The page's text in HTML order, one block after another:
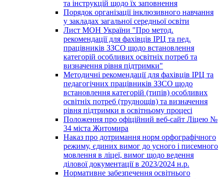
та інструкцій щодо їх заповнення
Порядок організації інклюзивного навчання
у закладах загальної середньої освіти
Лист МОН України "Про метод.
рекомендації для фахівців ІРЦ та пед.
працівників ЗЗСО щодо встановлення
категорій особливих освітніх потреб та
визначення рівня підтримки"
Методичні рекомендації для фахівців ІРЦ та
педагогічних працівників ЗЗСО щодо
встановлення категорій (типів) особливих
освітніх потреб (труднощів) та визначення
рівня підтримки в освітньому процесі
Положення про офіційний веб-сайт Ліцею №
34 міста Житомира
Наказ про дотримання норм орфографічного
режиму, єдиних вимог до усного і писемного
мовлення в ліцеї, вимог щодо ведення
ділової документації в 2023/2024 н.р.
Нормативне забезпечення освітнього